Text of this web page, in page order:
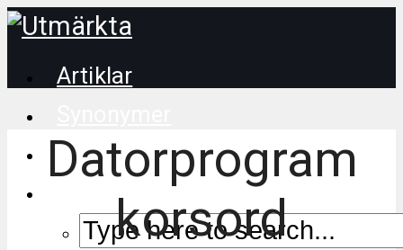
Artiklar
Korsordstips
Datorprogram
korsord